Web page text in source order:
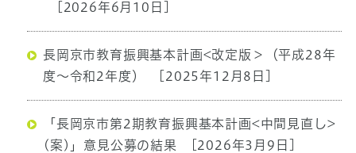
[2026年6月10日]
長岡京市教育振興基本計画<改定版＞（平成28年
度～令和2年度）
[2025年12月8日]
「長岡京市第2期教育振興基本計画<中間見直し>
(案)」意見公募の結果
[2026年3月9日]